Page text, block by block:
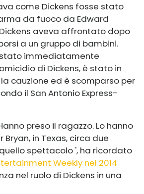
come Dickens fosse stato
da fuoco da Edward
aveva affrontato dopo
a un gruppo di bambini.
stato immediatamente
di Dickens, è stato in
cauzione ed è scomparso per
il San Antonio Express-
preso il ragazzo. Lo hanno
in Texas, circa due
spettacolo ', ha ricordato
Weekly nel 2014
nel ruolo di Dickens in una